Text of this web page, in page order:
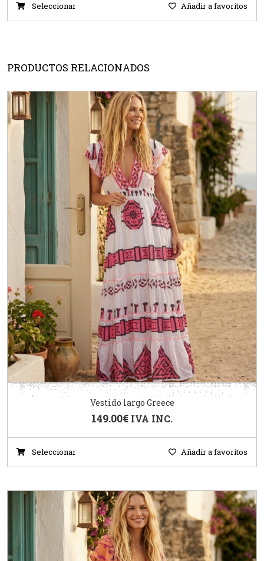
Seleccionar Añadir a favoritos
PRODUCTOS RELACIONADOS
Vestido largo Greece
149.00€ IVA INC.
Seleccionar Añadir a favoritos